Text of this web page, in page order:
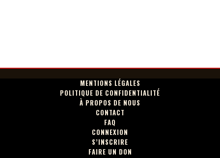
MENTIONS LÉGALES
POLITIQUE DE CONFIDENTIALITÉ
À PROPOS DE NOUS
CONTACT
FAQ
CONNEXION
S’INSCRIRE
FAIRE UN DON